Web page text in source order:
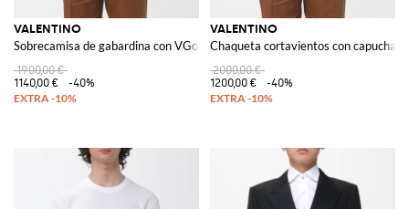
VALENTINO
Sobrecamisa de gabardina con VGold
1900,00 €
1140,00 €
-40%
VALENTINO
Chaqueta cortavientos con capucha
2000,00 €
1200,00 €
-40%